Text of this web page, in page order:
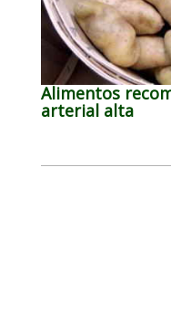
Alimentos
arterial alta